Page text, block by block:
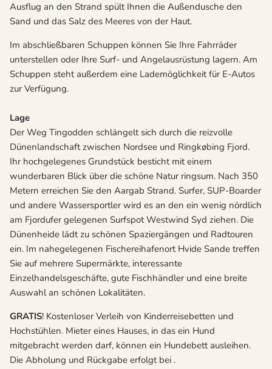
Ausflug an den Strand spült Ihnen die Außendusche den
Sand und das Salz des Meeres von der Haut.
Im abschließbaren Schuppen können Sie Ihre Fahrräder
unterstellen oder Ihre Surf- und Angelausrüstung lagern. Am
Schuppen steht außerdem eine Lademöglichkeit für E-Autos
zur Verfügung.
Lage
Der Weg Tingodden schlängelt sich durch die reizvolle
Dünenlandschaft zwischen Nordsee und Ringkøbing Fjord.
Ihr hochgelegenes Grundstück besticht mit einem
wunderbaren Blick über die schöne Natur ringsum. Nach 350
Metern erreichen Sie den Aargab Strand. Surfer, SUP-Boarder
und andere Wassersportler wird es an den ein wenig nördlich
am Fjordufer gelegenen Surfspot Westwind Syd ziehen. Die
Dünenheide lädt zu schönen Spaziergängen und Radtouren
ein. Im nahegelegenen Fischereihafenort Hvide Sande treffen
Sie auf mehrere Supermärkte, interessante
Einzelhandelsgeschäfte, gute Fischhändler und eine breite
Auswahl an schönen Lokalitäten.
GRATIS! Kostenloser Verleih von Kinderreisebetten und
Hochstühlen. Mieter eines Hauses, in das ein Hund
mitgebracht werden darf, können ein Hundebett ausleihen.
Die Abholung und Rückgabe erfolgt bei .